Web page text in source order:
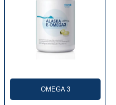
OMEGA 3